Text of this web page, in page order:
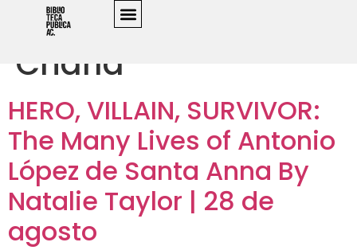
Event Category:
Charla
HERO, VILLAIN, SURVIVOR:
The Many Lives of Antonio
López de Santa Anna By
Natalie Taylor | 28 de
agosto